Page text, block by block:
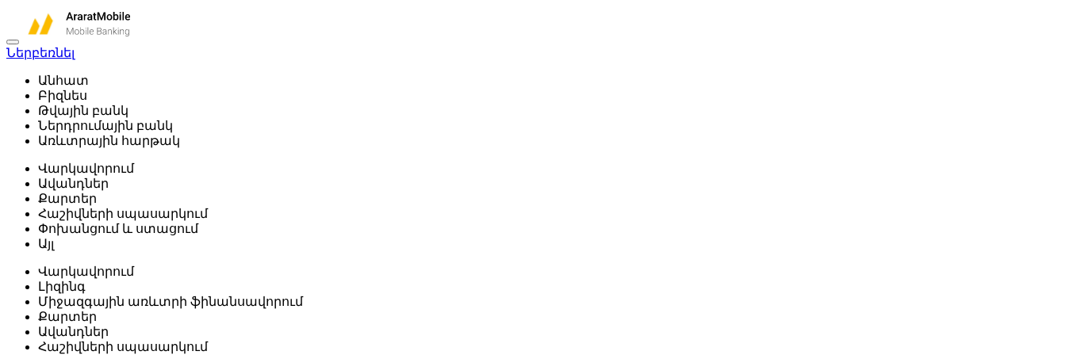
Ներբեռնել
Անհատ
Բիզնես
Թվային բանկ
Ներդրումային բանկ
Առևտրային հարթակ
Վարկավորում
Ավանդներ
Քարտեր
Հաշիվների սպասարկում
Փոխանցում և ստացում
Այլ
Վարկավորում
Լիզինգ
Միջազգային առևտրի ֆինանսավորում
Քարտեր
Ավանդներ
Հաշիվների սպասարկում